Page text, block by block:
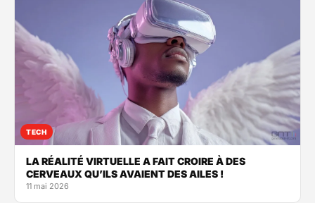
TECH
LA RÉALITÉ VIRTUELLE A FAIT CROIRE À DES
CERVEAUX QU’ILS AVAIENT DES AILES !
11 mai 2026